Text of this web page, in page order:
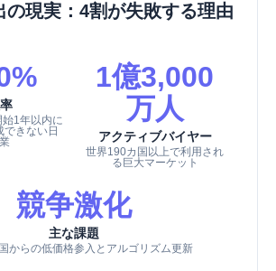
の現実：4割が失敗する理由
1年以内に
きない日
1億3,000
万人
アクティブバイヤー
世界190カ国以上で利用され
る巨大マーケット
競争激化
主な課題
からの低価格参入とアルゴリズム更新